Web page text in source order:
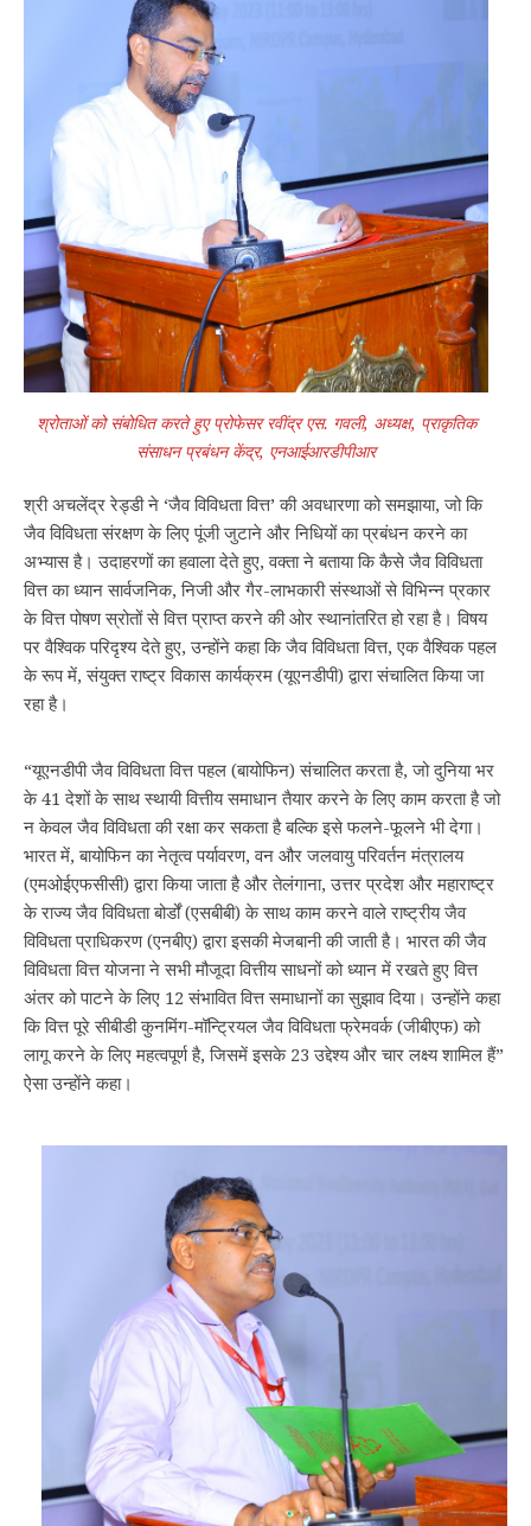
श्रोताओं को संबोधित करते हुए प्रोफेसर रवींद्र एस. गवली, अध्यक्ष, प्राकृतिक
संसाधन प्रबंधन केंद्र, एनआईआरडीपीआर
श्री अचलेंद्र रेड्डी ने ‘जैव विविधता वित्त’ की अवधारणा को समझाया, जो कि
जैव विविधता संरक्षण के लिए पूंजी जुटाने और निधियों का प्रबंधन करने का
अभ्यास है। उदाहरणों का हवाला देते हुए, वक्ता ने बताया कि कैसे जैव विविधता
वित्त का ध्यान सार्वजनिक, निजी और गैर-लाभकारी संस्थाओं से विभिन्न प्रकार
के वित्त पोषण स्रोतों से वित्त प्राप्त करने की ओर स्थानांतरित हो रहा है। विषय
पर वैश्विक परिदृश्य देते हुए, उन्होंने कहा कि जैव विविधता वित्त, एक वैश्विक पहल
के रूप में, संयुक्त राष्ट्र विकास कार्यक्रम (यूएनडीपी) द्वारा संचालित किया जा
रहा है।
“यूएनडीपी जैव विविधता वित्त पहल (बायोफिन) संचालित करता है, जो दुनिया भर
के 41 देशों के साथ स्थायी वित्तीय समाधान तैयार करने के लिए काम करता है जो
न केवल जैव विविधता की रक्षा कर सकता है बल्कि इसे फलने-फूलने भी देगा।
भारत में, बायोफिन का नेतृत्व पर्यावरण, वन और जलवायु परिवर्तन मंत्रालय
(एमओईएफसीसी) द्वारा किया जाता है और तेलंगाना, उत्तर प्रदेश और महाराष्ट्र
के राज्य जैव विविधता बोर्डों (एसबीबी) के साथ काम करने वाले राष्ट्रीय जैव
विविधता प्राधिकरण (एनबीए) द्वारा इसकी मेजबानी की जाती है। भारत की जैव
विविधता वित्त योजना ने सभी मौजूदा वित्तीय साधनों को ध्यान में रखते हुए वित्त
अंतर को पाटने के लिए 12 संभावित वित्त समाधानों का सुझाव दिया। उन्होंने कहा
कि वित्त पूरे सीबीडी कुनमिंग-मॉन्ट्रियल जैव विविधता फ्रेमवर्क (जीबीएफ) को
लागू करने के लिए महत्वपूर्ण है, जिसमें इसके 23 उद्देश्य और चार लक्ष्य शामिल हैं”
ऐसा उन्होंने कहा।